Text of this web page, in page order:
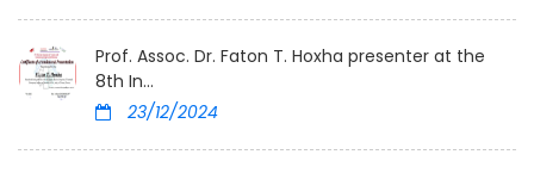
Prof. Assoc. Dr. Faton T. Hoxha presenter at the
8th In...
23/12/2024